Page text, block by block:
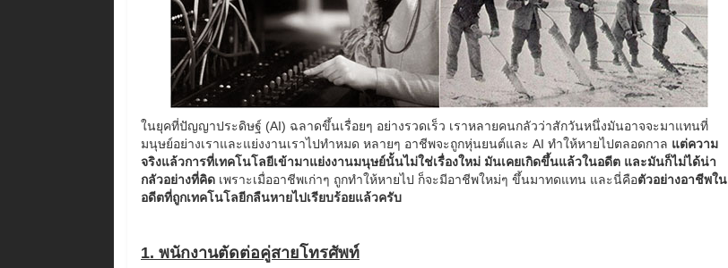
ในยุคที่ปัญญาประดิษฐ์ (AI) ฉลาดขึ้นเรื่อยๆ อย่างรวดเร็ว เราหลายคนกลัวว่าสักวันหนึ่งมันอาจจะมาแทนที่
มนุษย์อย่างเราและแย่งงานเราไปทำหมด หลายๆ อาชีพจะถูกหุ่นยนต์และ AI ทำให้หายไปตลอดกาล แต่ความ
จริงแล้วการที่เทคโนโลยีเข้ามาแย่งงานมนุษย์นั้นไม่ใช่เรื่องใหม่ มันเคยเกิดขึ้นแล้วในอดีต และมันก็ไม่ได้น่า
กลัวอย่างที่คิด เพราะเมื่ออาชีพเก่าๆ ถูกทำให้หายไป ก็จะมีอาชีพใหม่ๆ ขึ้นมาทดแทน และนี่คือตัวอย่างอาชีพใน
อดีตที่ถูกเทคโนโลยีกลืนหายไปเรียบร้อยแล้วครับ
1. พนักงานตัดต่อคู่สายโทรศัพท์